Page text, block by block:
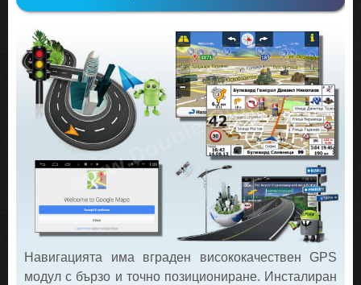
Навигацията има вграден висококачествен GPS
модул с бързо и точно позициониране. Инсталиран